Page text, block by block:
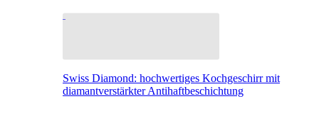
Swiss Diamond: hochwertiges Kochgeschirr mit
diamantverstärkter Antihaftbeschichtung